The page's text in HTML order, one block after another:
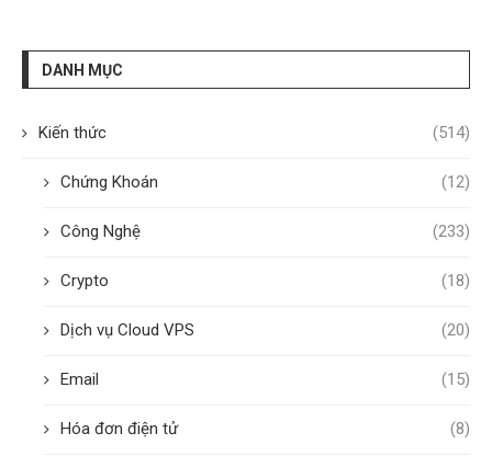
DANH MỤC
Kiến thức (514)
Chứng Khoán (12)
Công Nghệ (233)
Crypto (18)
Dịch vụ Cloud VPS (20)
Email (15)
Hóa đơn điện tử (8)